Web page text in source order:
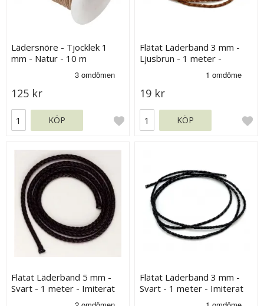
Lädersnöre - Tjocklek 1
mm - Natur - 10 m
125 kr
KÖP
Flätat Läderband 3 mm -
Ljusbrun - 1 meter -
19 kr
KÖP
Flätat Läderband 5 mm -
Svart - 1 meter - Imiterat
Flätat Läderband 3 mm -
Svart - 1 meter - Imiterat